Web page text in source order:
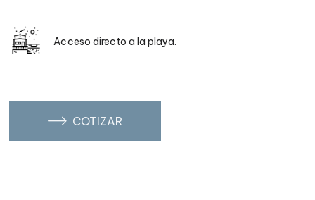
Acceso directo a la playa.
COTIZAR